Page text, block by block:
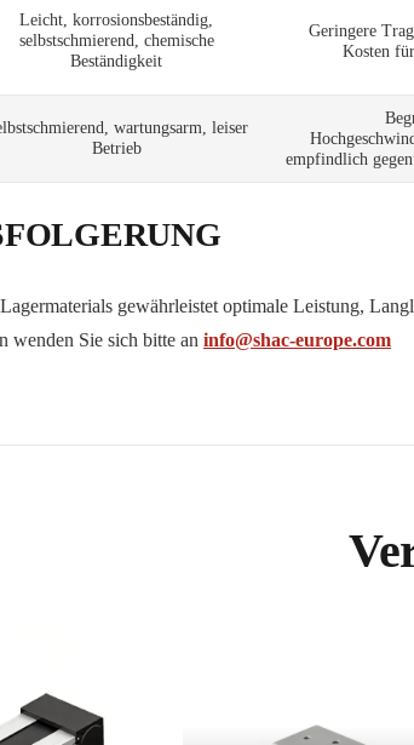
Leicht, korrosionsbeständig,
selbstschmierend, chemische
Beständigkeit
Geringere
Kosten
wartungsarm, leiser
Betrieb
empfindlich
gewährleistet optimale Leistung,
wenden Sie sich bitte an info@shac-europe.com